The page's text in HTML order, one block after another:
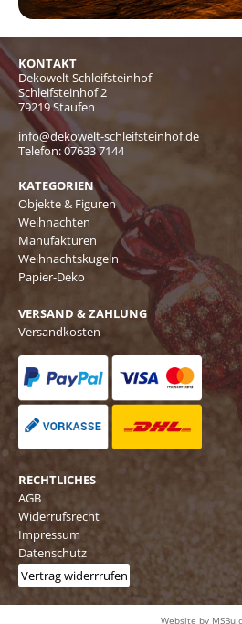
KONTAKT
Dekowelt Schleifsteinhof
Schleifsteinhof 2
79219 Staufen
info@dekowelt-schleifsteinhof.de
Telefon:07633 7144
KATEGORIEN
Objekte & Figuren
Weihnachten
Manufakturen
Weihnachtskugeln
Papier-Deko
VERSAND & ZAHLUNG
Versandkosten
RECHTLICHES
AGB
Widerrufsrecht
Impressum
Datenschutz
Vertrag widerrrufen
Website by